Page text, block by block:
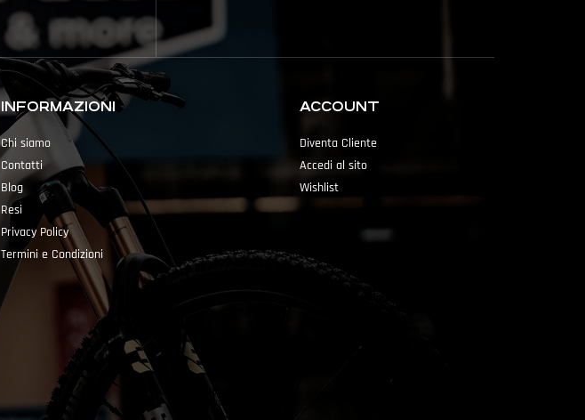
INFORMAZIONI
Chi siamo
Contatti
Blog
Resi
Privacy Policy
Termini e Condizioni
ACCOUNT
Diventa Cliente
Accedi al sito
Wishlist